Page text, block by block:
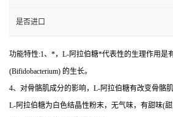
是否进口
功能特性:1、*，L-阿拉伯糖*代表性的生理作用是
(Bifidobacterium) 的生长。
4、对骨骼肌成分的影响，L-阿拉伯糖有改变骨骼
L-阿拉伯糖为白色结晶性粉末，无气味，有甜味(